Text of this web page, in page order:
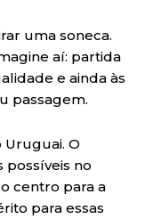
uma soneca.
aí: partida
e ainda às
passagem.
Uruguai. O
possíveis no
centro para a
para essas